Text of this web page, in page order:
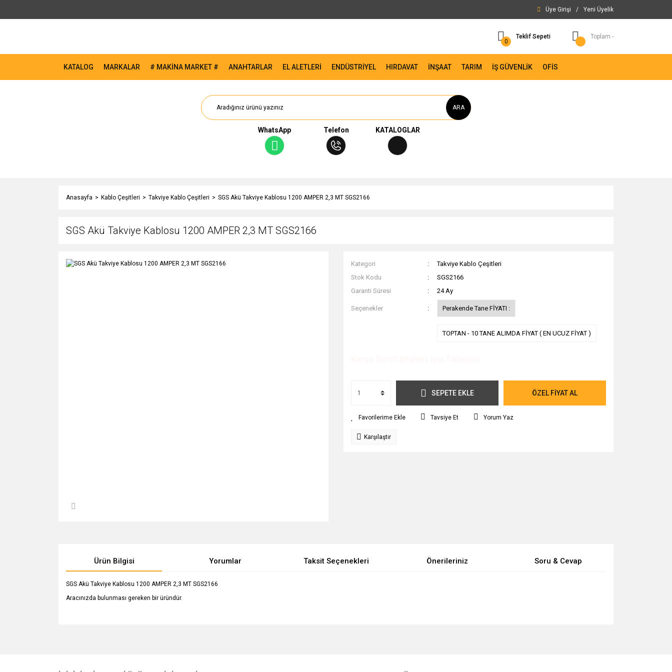
Üye Girişi / Yeni Üyelik
0
Teklif Sepeti Toplam -
KATALOG MARKALAR # MAKİNA MARKET # ANAHTARLAR EL ALETLERİ ENDÜSTRİYEL HIRDAVAT İNŞAAT TARIM İŞ GÜVENLİK OFİS
ARA
WhatsApp Telefon KATALOGLAR
Anasayfa Kablo Çeşitleri Takviye Kablo Çeşitleri SGS Akü Takviye Kablosu 1200 AMPER 2,3 MT SGS2166
SGS Akü Takviye Kablosu 1200 AMPER 2,3 MT SGS2166
Kategori
Takviye Kablo Çeşitleri
Stok Kodu
SGS2166
Garanti Süresi
24 Ay
Seçenekler Perakende Tane FİYATI :
TOPTAN - 10 TANE ALIMDA FİYAT ( EN UCUZ FİYAT )
SEPETE EKLE ÖZEL FİYAT AL
Tavsiye Et Yorum Yaz
Karşılaştır
Ürün Bilgisi Yorumlar Taksit Seçenekleri Önerileriniz Soru & Cevap
SGS Akü Takviye Kablosu 1200 AMPER 2,3 MT SGS2166
Aracınızda bulunması gereken bir üründür.